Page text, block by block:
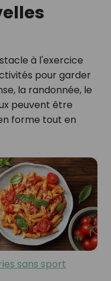
à l'exercice
pour garder
la randonnée, le
peuvent être
forme tout en
sans sport